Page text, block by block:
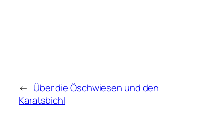
← Über die Öschwiesen und den
Karatsbichl